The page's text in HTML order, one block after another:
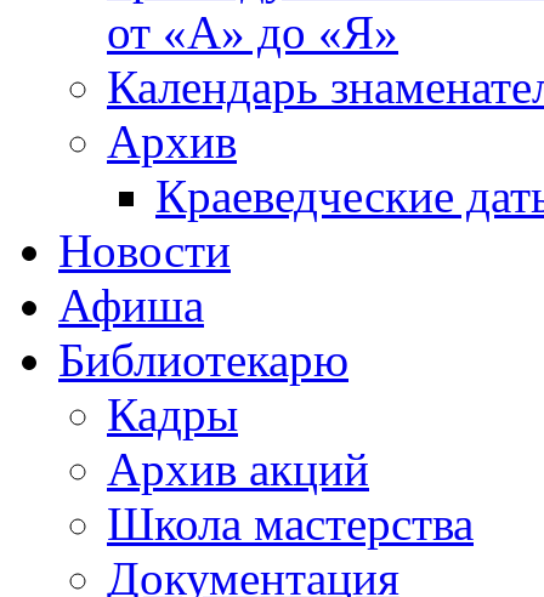
от «А» до «Я»
Календарь
Архив
Краеведческие
Новости
Афиша
Библиотекарю
Кадры
Архив акций
Школа мастерства
Документация